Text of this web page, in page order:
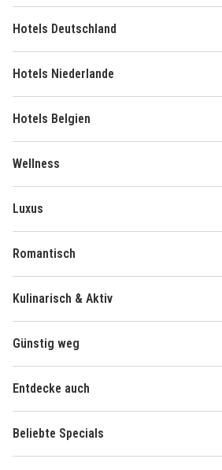
Hotels Deutschland
Hotels Niederlande
Hotels Belgien
Wellness
Luxus
Romantisch
Kulinarisch & Aktiv
Günstig weg
Entdecke auch
Beliebte Specials